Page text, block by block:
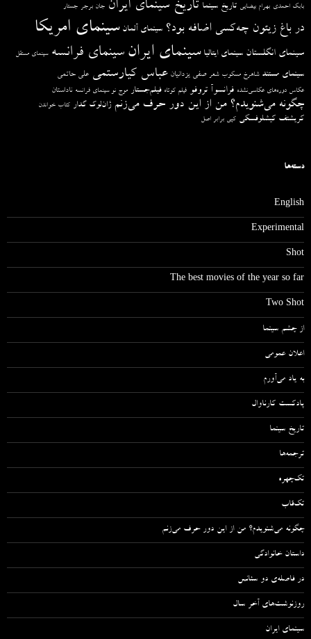
بابک احمدی بهرام بیضایی تاریخ سینما تاریخ سینمای ایران جان برجر جستار
در باغ زیتون چه‌کسی اضافه بود؟ سینمای آلمان سینمای امریکا
سینمای انگلستان سینمای ایتالیا سینمای ایران سینمای فرانسه سینمای مستقل
سینمای مستند شاهرخ مسکوب شعر صفی یزدانیان عباس کیارستمی علی حاتمی
عکاس دوره‌های عکاسی‌نشده فرانسوآ تروفو فیلم کوتاه فیلم‌جستار موج نو سینمای فرانسه ناداستان
چگونه می‌شنویدم؟ من از این دور حرف می‌زنم ژان‌لوک گدار کتاب خواندن
کریشتف کیشلوفسکی کپی برابر اصل
دسته‌ها
English
Experimental
Shot
The best movies of the year so far
Two Shot
از چشم سینما
اعلان عمومی
به یاد می‌آورم
پادکست کارناوال
تاریخ سینما
ترجمه‌ها
تک‌چهره
تک‌قاب
چگونه می‌شنویدم؟ من از این دور حرف می‌زنم
داستان خانوادگی
در فاصله‌ی دو سئانس
روزنوشت‌های آخر سال
سینمای ایران